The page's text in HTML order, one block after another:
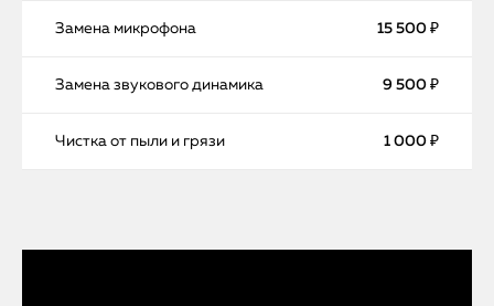
Замена микрофона 15 500 ₽
Замена звукового динамика 9 500 ₽
Чистка от пыли и грязи 1 000 ₽